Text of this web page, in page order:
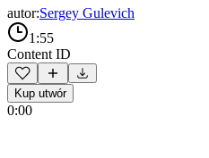
autor:Sergey Gulevich
1:55
Content ID
Kup utwór
0:00